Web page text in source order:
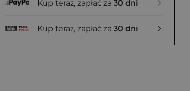
Kup teraz, zapłać za 30 dni
Kup teraz, zapłać za 30 dni